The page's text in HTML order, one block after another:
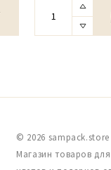
© 2026 sampack.store
Магазин товаров